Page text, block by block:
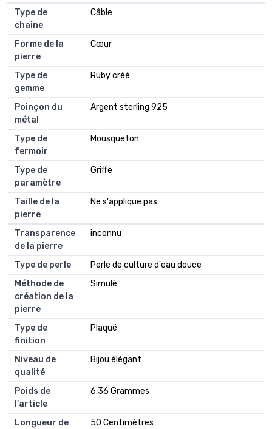
Type de
chaîne
Câble
Forme de la
pierre
Cœur
Type de
gemme
Ruby créé
Poinçon du
métal
Argent sterling 925
Type de
fermoir
Mousqueton
Type de
paramètre
Griffe
Taille de la
pierre
Ne s'applique pas
Transparence
de la pierre
inconnu
Type de perle
Perle de culture d'eau douce
Méthode de
création de la
pierre
Simulé
Type de
finition
Plaqué
Niveau de
qualité
Bijou élégant
Poids de
l'article
6,36 Grammes
Longueur de
50 Centimètres